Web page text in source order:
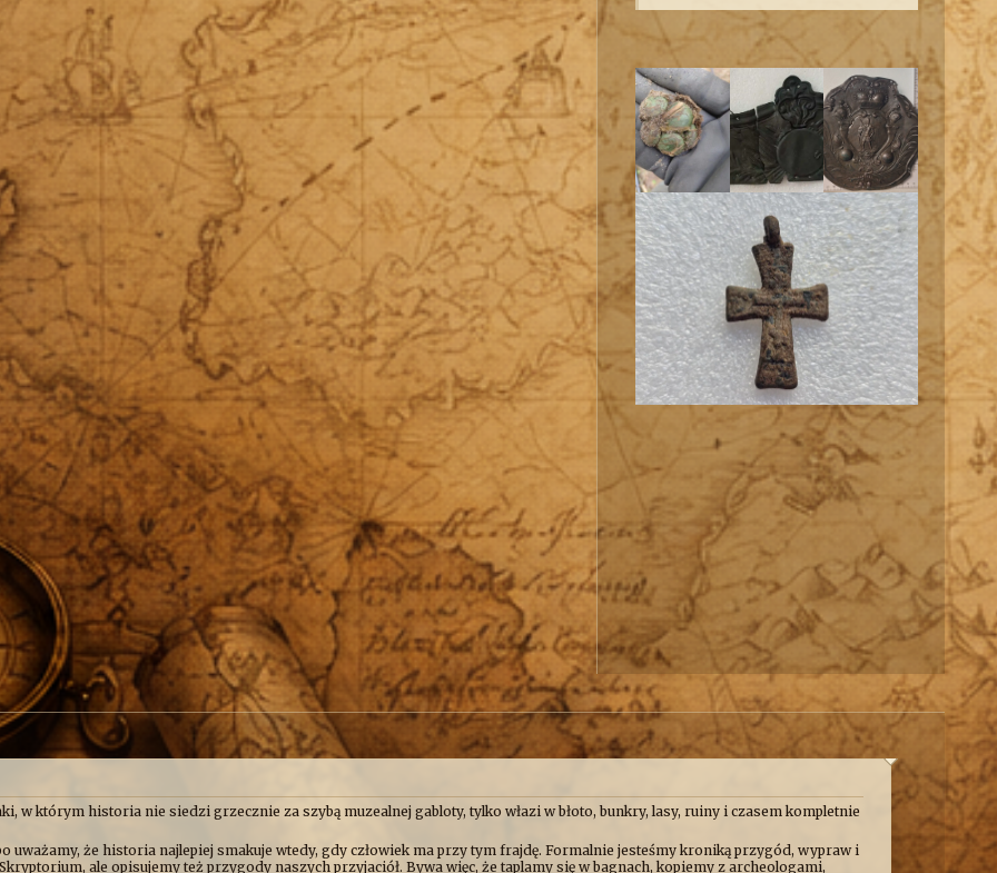
w którym historia nie siedzi grzecznie za szybą muzealnej gabloty, tylko włazi w błoto, bunkry, lasy, ruiny i czasem kompletnie
uważamy, że historia najlepiej smakuje wtedy, gdy człowiek ma przy tym frajdę. Formalnie jesteśmy kroniką przygód, wypraw i
ale opisujemy też przygody naszych przyjaciół. Bywa więc, że taplamy się w bagnach, kopiemy z archeologami,